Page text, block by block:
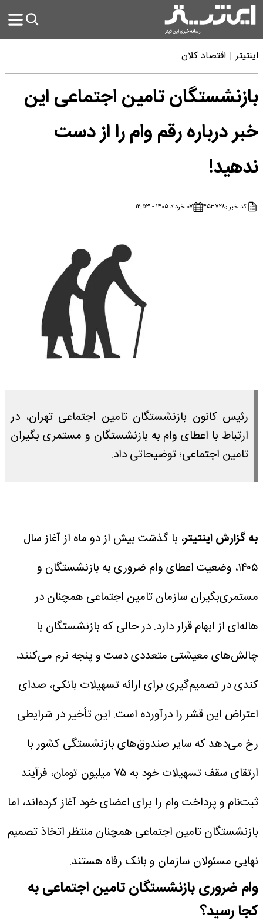
اینتیتر اقتصاد کلان
بازنشستگان تامین اجتماعی این
خبر درباره رقم وام را از دست
ندهید!
کد خبر :۴۵۳۷۲۸ ۰۷ خرداد ۱۴۰۵ - ۱۲:۵۳
رئیس کانون بازنشستگان تامین اجتماعی تهران، در
ارتباط با اعطای وام به بازنشستگان و مستمری بگیران
تامین اجتماعی؛ توضیحاتی داد.
به گزارش اینتیتر، با گذشت بیش از دو ماه از آغاز سال
۱۴۰۵، وضعیت اعطای وام ضروری به بازنشستگان و
مستمری‌بگیران سازمان تامین اجتماعی همچنان در
هاله‌ای از ابهام قرار دارد. در حالی که بازنشستگان با
چالش‌های معیشتی متعددی دست‌ و پنجه نرم می‌کنند،
کندی در تصمیم‌گیری برای ارائه تسهیلات بانکی، صدای
اعتراض این قشر را درآورده است. این تأخیر در شرایطی
رخ می‌دهد که سایر صندوق‌های بازنشستگی کشور با
ارتقای سقف تسهیلات خود به ۷۵ میلیون تومان، فرآیند
ثبت‌نام و پرداخت وام را برای اعضای خود آغاز کرده‌اند، اما
بازنشستگان تامین اجتماعی همچنان منتظر اتخاذ تصمیم
نهایی مسئولان سازمان و بانک رفاه هستند.
وام ضروری بازنشستگان تامین اجتماعی به
کجا رسید؟